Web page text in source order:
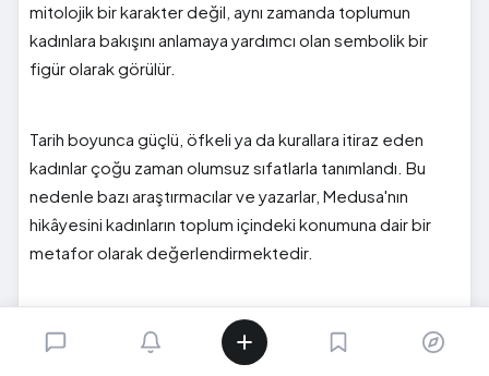
mitolojik bir karakter değil, aynı zamanda toplumun
kadınlara bakışını anlamaya yardımcı olan sembolik bir
figür olarak görülür.
Tarih boyunca güçlü, öfkeli ya da kurallara itiraz eden
kadınlar çoğu zaman olumsuz sıfatlarla tanımlandı. Bu
nedenle bazı araştırmacılar ve yazarlar, Medusa'nın
hikâyesini kadınların toplum içindeki konumuna dair bir
metafor olarak değerlendirmektedir.
Elbette bu yorumlar antik kaynaklarda yer almaz. Bunlar
daha çok modern dönemde ortaya çıkan okuma